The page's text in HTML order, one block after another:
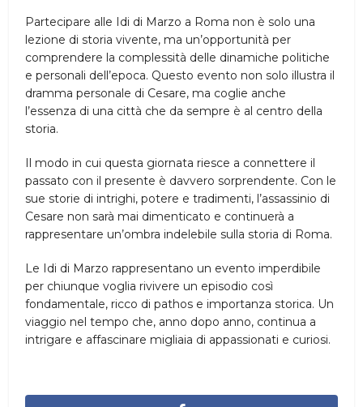
Partecipare alle Idi di Marzo a Roma non è solo una
lezione di storia vivente, ma un’opportunità per
comprendere la complessità delle dinamiche politiche
e personali dell’epoca. Questo evento non solo illustra il
dramma personale di Cesare, ma coglie anche
l’essenza di una città che da sempre è al centro della
storia.
Il modo in cui questa giornata riesce a connettere il
passato con il presente è davvero sorprendente. Con le
sue storie di intrighi, potere e tradimenti, l’assassinio di
Cesare non sarà mai dimenticato e continuerà a
rappresentare un’ombra indelebile sulla storia di Roma.
Le Idi di Marzo rappresentano un evento imperdibile
per chiunque voglia rivivere un episodio così
fondamentale, ricco di pathos e importanza storica. Un
viaggio nel tempo che, anno dopo anno, continua a
intrigare e affascinare migliaia di appassionati e curiosi.